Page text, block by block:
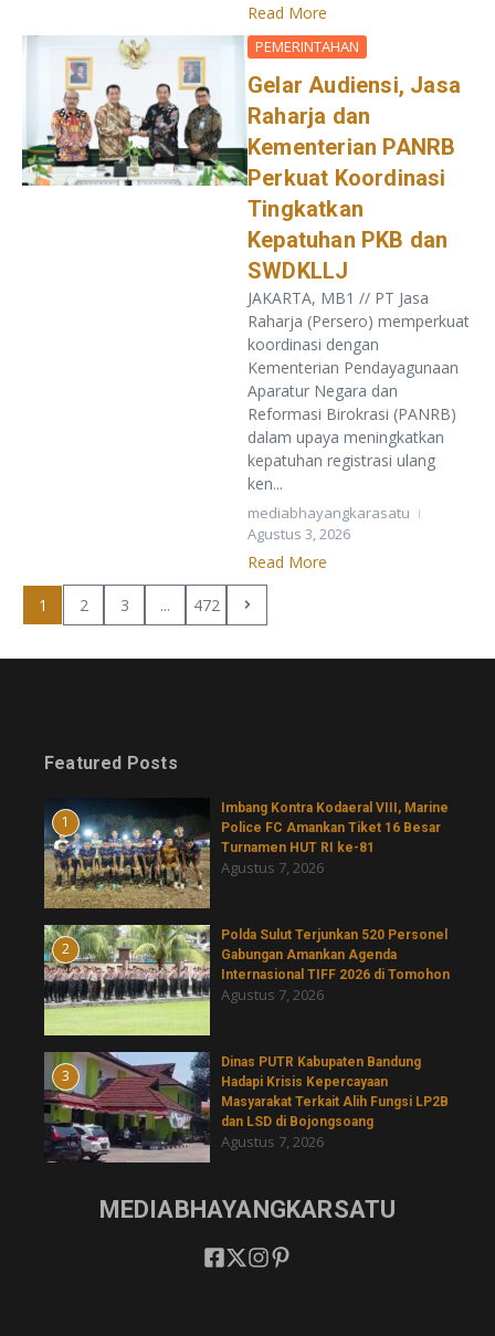
Read More
PEMERINTAHAN
Gelar Audiensi, Jasa
Raharja dan
Kementerian PANRB
Perkuat Koordinasi
Tingkatkan
Kepatuhan PKB dan
SWDKLLJ
JAKARTA, MB1 // PT Jasa
Raharja (Persero) memperkuat
koordinasi dengan
Kementerian Pendayagunaan
Aparatur Negara dan
Reformasi Birokrasi (PANRB)
dalam upaya meningkatkan
kepatuhan registrasi ulang
ken...
mediabhayangkarasatu
Agustus 3, 2026
Read More
1 2 3 ... 472
Featured Posts
1
Imbang Kontra Kodaeral VIII, Marine
Police FC Amankan Tiket 16 Besar
Turnamen HUT RI ke-81
Agustus 7, 2026
2
​Polda Sulut Terjunkan 520 Personel
Gabungan Amankan Agenda
Internasional TIFF 2026 di Tomohon
Agustus 7, 2026
3
Dinas PUTR Kabupaten Bandung
Hadapi Krisis Kepercayaan
Masyarakat Terkait Alih Fungsi LP2B
dan LSD di Bojongsoang
Agustus 7, 2026
MEDIABHAYANGKARSATU